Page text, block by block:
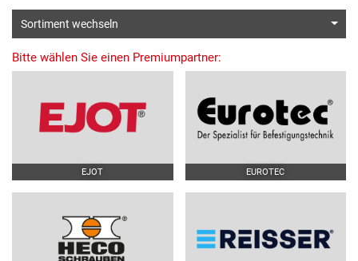
Sortiment wechseln
Bitte wählen Sie einen Premiumpartner:
EJOT EUROTEC